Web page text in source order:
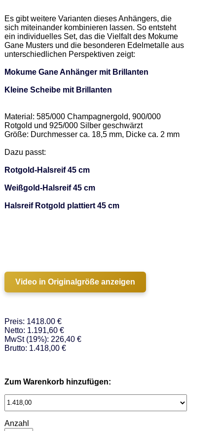
Es gibt weitere Varianten dieses Anhängers, die
sich miteinander kombinieren lassen. So entsteht
ein individuelles Set, das die Vielfalt des Mokume
Gane Musters und die besonderen Edelmetalle aus
unterschiedlichen Perspektiven zeigt:
Mokume Gane Anhänger mit Brillanten
Kleine Scheibe mit Brillanten
Material: 585/000 Champagnergold, 900/000
Rotgold und 925/000 Silber geschwärzt
Größe: Durchmesser ca. 18,5 mm, Dicke ca. 2 mm
Dazu passt:
Rotgold-Halsreif 45 cm
Weißgold-Halsreif 45 cm
Halsreif Rotgold plattiert 45 cm
Video in Originalgröße anzeigen
Preis: 1418.00 €
Netto: 1.191,60 €
MwSt (19%): 226,40 €
Brutto: 1.418,00 €
Zum Warenkorb hinzufügen:
Anzahl